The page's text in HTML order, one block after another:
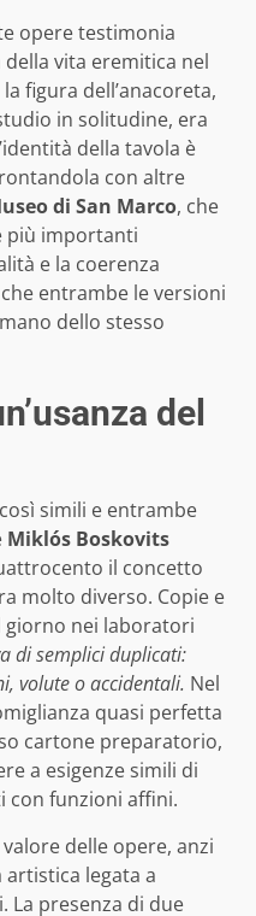
opere testimonia
vita eremitica nel
la figura dell’anacoreta,
in solitudine, era
della tavola è
con altre
di San Marco, che
più importanti
e la coerenza
entrambe le versioni
dello stesso
del
simili e entrambe
Miklós Boskovits
il concetto
molto diverso. Copie e
giorno nei laboratori
di semplici duplicati:
volute o accidentali. Nel
quasi perfetta
cartone preparatorio,
a esigenze simili di
con funzioni affini.
delle opere, anzi
legata a
La presenza di due